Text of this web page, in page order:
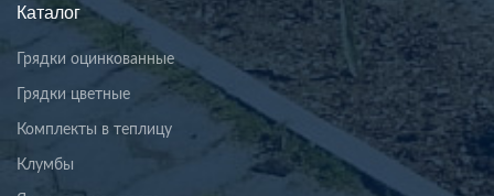
Каталог
Грядки оцинкованные
Грядки цветные
Комплекты в теплицу
Клумбы